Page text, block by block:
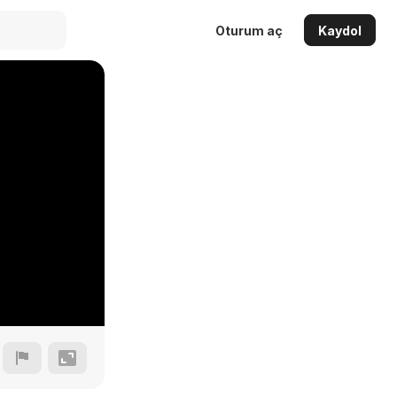
Oturum aç Kaydol